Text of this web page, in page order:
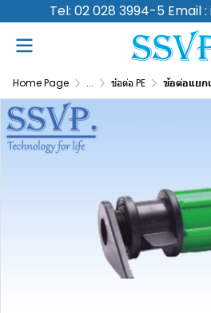
Tel: 02 028 3994-5 Email
Home Page ... ข้อต่อ PE ข้อต่อแยกเทปน้ำหยด-ท่อแ